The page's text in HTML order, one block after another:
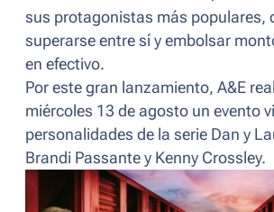
sus protagonistas más populares,
superarse entre sí y embolsar
en efectivo.
Por este gran lanzamiento, A&E
miércoles 13 de agosto un evento
personalidades de la serie Dan y
Brandi Passante y Kenny Crossley.